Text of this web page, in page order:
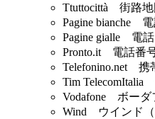
Ttuttocittà 街路
Pagine bianche
Pagine gialle 電
Pronto.it 電話番
Telefonino.net
Tim
Vodafone ボー
Wind ウインド